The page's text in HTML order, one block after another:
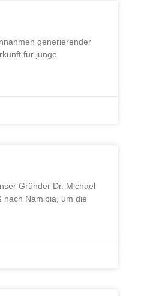
generierender
für junge
Gründer Dr. Michael
nach Namibia, um die